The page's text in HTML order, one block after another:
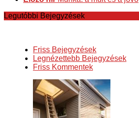
Legutóbbi Bejegyzések
Friss Bejegyzések
Legnézettebb Bejegyzések
Friss Kommentek